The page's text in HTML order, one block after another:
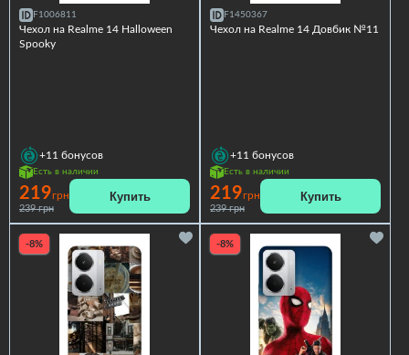
F1006811
Чехол на Realme 14 Halloween
Spooky
+11 бонусов
Есть в наличии
219грн
239 грн
Купить
F1450367
Чехол на Realme 14 Довбик №11
+11 бонусов
Есть в наличии
219грн
239 грн
Купить
-8% -8%